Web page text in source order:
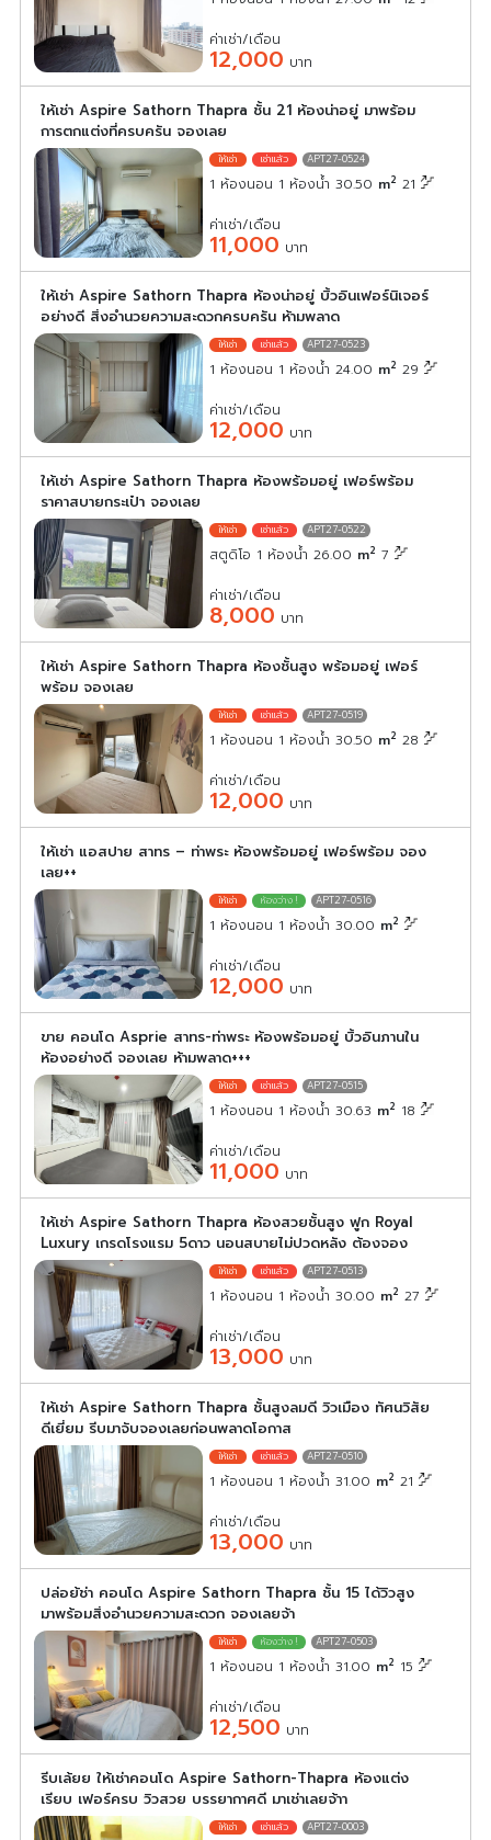
ค่าเช่า/เดือน
12,000 บาท
ให้เช่า Aspire Sathorn Thapra ชั้น 21 ห้องน่าอยู่ มาพร้อม
การตกแต่งที่ครบครัน จองเลย
APT27-0524
1 ห้องนอน 1 ห้องน้ำ 30.50 m2 21
ค่าเช่า/เดือน
11,000 บาท
ให้เช่า Aspire Sathorn Thapra ห้องน่าอยู่ บิ้วอินเฟอร์นิเจอร์
อย่างดี สิ่งอำนวยความสะดวกครบครัน ห้ามพลาด
APT27-0523
1 ห้องนอน 1 ห้องน้ำ 24.00 m2 29
ค่าเช่า/เดือน
12,000 บาท
ให้เช่า Aspire Sathorn Thapra ห้องพร้อมอยู่ เฟอร์พร้อม
ราคาสบายกระเป๋า จองเลย
APT27-0522
สตูดิโอ 1 ห้องน้ำ 26.00 m2 7
ค่าเช่า/เดือน
8,000 บาท
ให้เช่า Aspire Sathorn Thapra ห้องชั้นสูง พร้อมอยู่ เฟอร์
พร้อม จองเลย
APT27-0519
1 ห้องนอน 1 ห้องน้ำ 30.50 m2 28
ค่าเช่า/เดือน
12,000 บาท
ให้เช่า แอสปาย สาทร – ท่าพระ ห้องพร้อมอยู่ เฟอร์พร้อม จอง
เลย++
APT27-0516
1 ห้องนอน 1 ห้องน้ำ 30.00 m2
ค่าเช่า/เดือน
12,000 บาท
ขาย คอนโด Asprie สาทร-ท่าพระ ห้องพร้อมอยู่ บิ้วอินภานใน
ห้องอย่างดี จองเลย ห้ามพลาด+++
APT27-0515
1 ห้องนอน 1 ห้องน้ำ 30.63 m2 18
ค่าเช่า/เดือน
11,000 บาท
ให้เช่า Aspire Sathorn Thapra ห้องสวยชั้นสูง ฟูก Royal
Luxury เกรดโรงแรม 5ดาว นอนสบายไม่ปวดหลัง ต้องจอง
APT27-0513
1 ห้องนอน 1 ห้องน้ำ 30.00 m2 27
ค่าเช่า/เดือน
13,000 บาท
ให้เช่า Aspire Sathorn Thapra ชั้นสูงลมดี วิวเมือง ทัศนวิสัย
ดีเยี่ยม รีบมาจับจองเลยก่อนพลาดโอกาส
APT27-0510
1 ห้องนอน 1 ห้องน้ำ 31.00 m2 21
ค่าเช่า/เดือน
13,000 บาท
ปล่อย้ช่า คอนโด Aspire Sathorn Thapra ชั้น 15 ได้วิวสูง
มาพร้อมสิ่งอำนวยความสะดวก จองเลยจ้า
APT27-0503
1 ห้องนอน 1 ห้องน้ำ 31.00 m2 15
ค่าเช่า/เดือน
12,500 บาท
รีบเล้ยย ให้เช่าคอนโด Aspire Sathorn-Thapra ห้องแต่ง
เรียบ เฟอร์ครบ วิวสวย บรรยากาศดี มาเช่าเลยจ้าา
APT27-0003